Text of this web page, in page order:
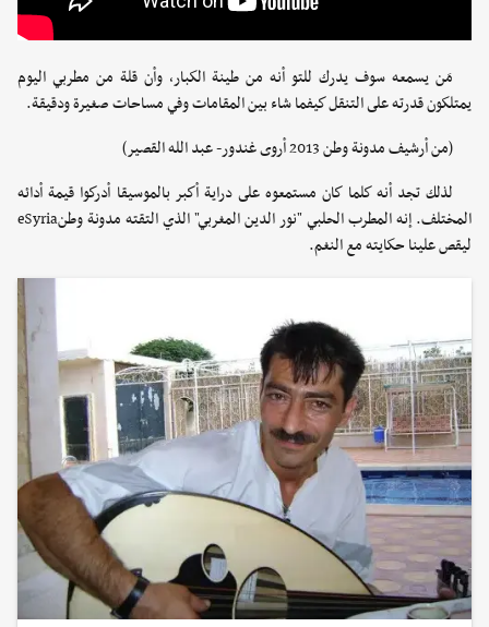
مَن يسمعه سوف يدرك للتو أنه من طينة الكبار، وأن قلة من مطربي اليوم
يمتلكون قدرته على التنقل كيفما شاء بين المقامات وفي مساحات صغيرة ودقيقة.
(من أرشيف مدونة وطن 2013 أروى غندور- عبد الله القصير)
لذلك تجد أنه كلما كان مستمعوه على دراية أكبر بالموسيقا أدركوا قيمة أدائه
المختلف. إنه المطرب الحلبي "نور الدين المغربي" الذي التقته مدونة وطنeSyria
ليقص علينا حكايته مع النغم.